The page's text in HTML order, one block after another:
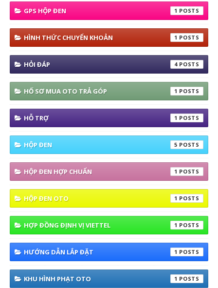
GPS HỘP ĐEN 1
HÌNH THỨC CHUYỂN KHOẢN 1
HỎI ĐÁP 4
HỐ SƠ MUA OTO TRẢ GÓP 1
HỖ TRỢ 1
HỘP ĐEN 5
HỘP ĐEN HỢP CHUẨN 1
HỘP ĐEN OTO 1
HỢP ĐỒNG ĐỊNH VỊ VIETTEL 1
HƯỚNG DẪN LẮP ĐẶT 1
KHU HÌNH PHẠT OTO 1